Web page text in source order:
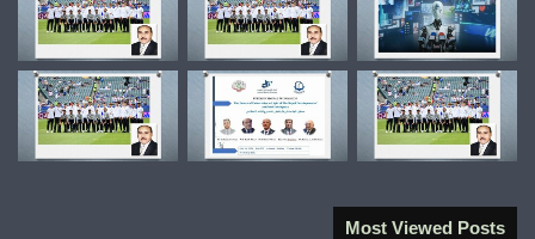
Most Viewed Posts